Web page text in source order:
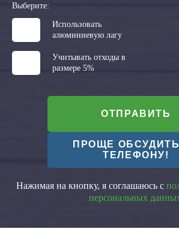
Выберите:
Использовать
алюминиевую лагу
Учитывать отходы в
размере 5%
ОТПРАВИТЬ
ПРОЩЕ
ТЕЛЕФОНУ!
Нажимая на кнопку, я соглашаюсь с
персональных